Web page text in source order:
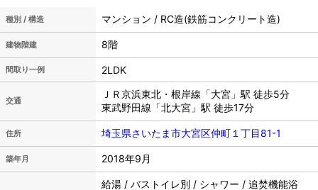
種別 / 構造 マンション / RC造(鉄筋コンクリート造)
建物階建 8階
間取り一例 2LDK
交通
ＪＲ京浜東北・根岸線「大宮」駅 徒歩5分
東武野田線「北大宮」駅 徒歩17分
住所 埼玉県さいたま市大宮区仲町１丁目81-1
築年月 2018年9月
給湯 / バストイレ別 / シャワー / 追焚機能浴